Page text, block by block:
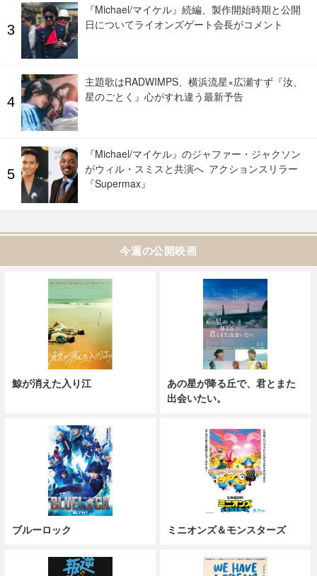
『Michael/マイケル』続編、製作開始時期と公開
日についてライオンズゲート会長がコメント
主題歌はRADWIMPS、横浜流星×広瀬すず『汝、
星のごとく』心がすれ違う最新予告
『Michael/マイケル』のジャファー・ジャクソン
がウィル・スミスと共演へ アクションスリラー
『Supermax』
今週の公開映画
鯨が消えた入り江
あの星が降る丘で、君とまた
出会いたい。
ブルーロック ミニオンズ＆モンスターズ